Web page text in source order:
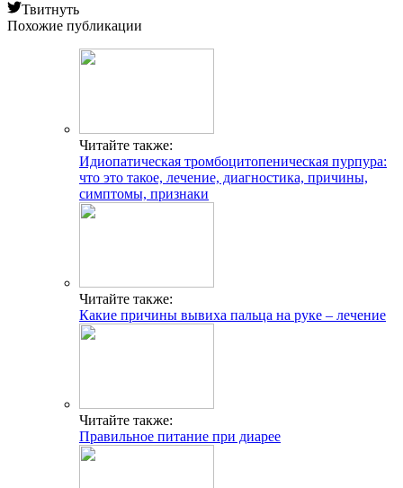
Твитнуть
Похожие публикации
Читайте также:
Идиопатическая тромбоцитопеническая пурпура:
что это такое, лечение, диагностика, причины,
симптомы, признаки
Читайте также:
Какие причины вывиха пальца на руке – лечение
Читайте также:
Правильное питание при диарее